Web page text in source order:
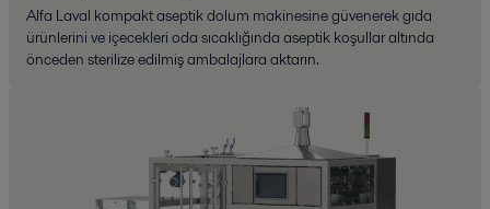
Alfa Laval kompakt aseptik dolum makinesine güvenerek gıda
ürünlerini ve içecekleri oda sıcaklığında aseptik koşullar altında
önceden sterilize edilmiş ambalajlara aktarın.